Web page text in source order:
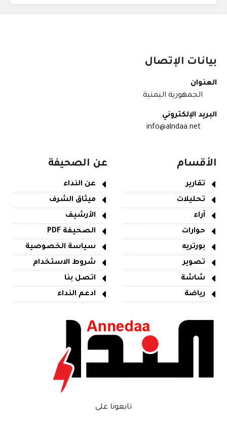
بيانات الإتصال
العنوان
الجمهورية اليمنية
البريد الإلكتروني
info@alndaa.net
الأقسام
تقارير
تحليلات
آراء
حوارات
بورتريه
تصوير
شاشة
رياضة
عن الصحيفة
عن النداء
ميثاق الشرف
الأرشيف
الصحيفة PDF
سياسة الخصوصية
شروط الاستخدام
اتصل بنا
ادعم النداء
تابعونا على